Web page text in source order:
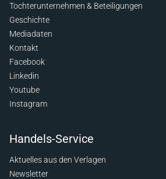
Tochterunternehmen & Beteiligungen
Geschichte
Mediadaten
Kontakt
Facebook
Linkedin
Youtube
Instagram
Handels-Service
Aktuelles aus den Verlagen
Newsletter